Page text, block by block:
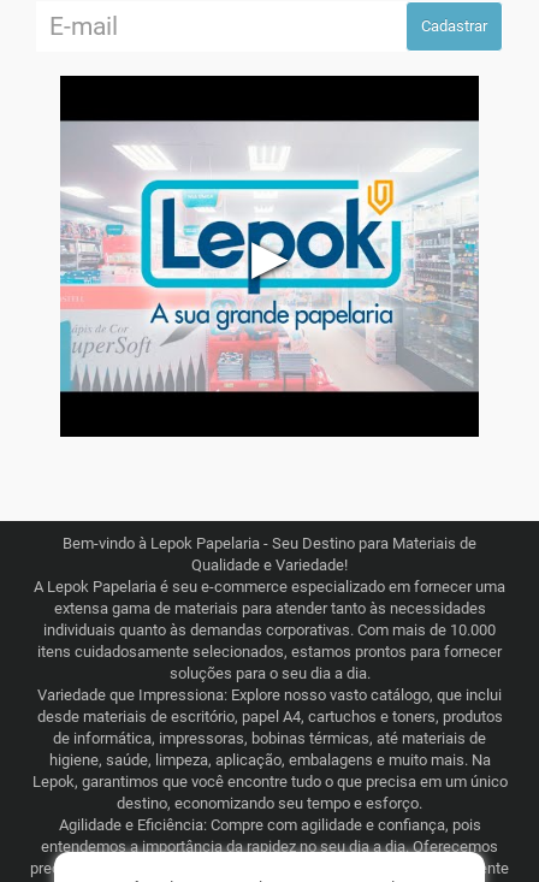
Cadastrar
▶
Bem-vindo à Lepok Papelaria - Seu Destino para Materiais de
Qualidade e Variedade!
A Lepok Papelaria é seu e-commerce especializado em fornecer uma
extensa gama de materiais para atender tanto às necessidades
individuais quanto às demandas corporativas. Com mais de 10.000
itens cuidadosamente selecionados, estamos prontos para fornecer
soluções para o seu dia a dia.
Variedade que Impressiona: Explore nosso vasto catálogo, que inclui
desde materiais de escritório, papel A4, cartuchos e toners, produtos
de informática, impressoras, bobinas térmicas, até materiais de
higiene, saúde, limpeza, aplicação, embalagens e muito mais. Na
Lepok, garantimos que você encontre tudo o que precisa em um único
destino, economizando seu tempo e esforço.
Agilidade e Eficiência: Compre com agilidade e confiança, pois
entendemos a importância da rapidez no seu dia a dia. Oferecemos
preços justos e competitivos, combinados com uma logística eficiente